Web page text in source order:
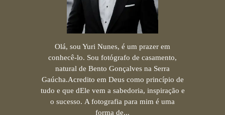
Olá, sou Yuri Nunes, é um prazer em
conhecê-lo. Sou fotógrafo de casamento,
natural de Bento Gonçalves na Serra
Gaúcha.Acredito em Deus como princípio de
tudo e que dEle vem a sabedoria, inspiração e
o sucesso. A fotografia para mim é uma
forma de...